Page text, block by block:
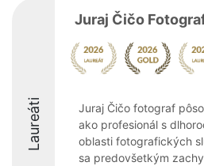
Laureáti
Juraj Čičo
Juraj Čičo fotograf
ako profesionál s
oblasti fotografických
sa predovšetkým